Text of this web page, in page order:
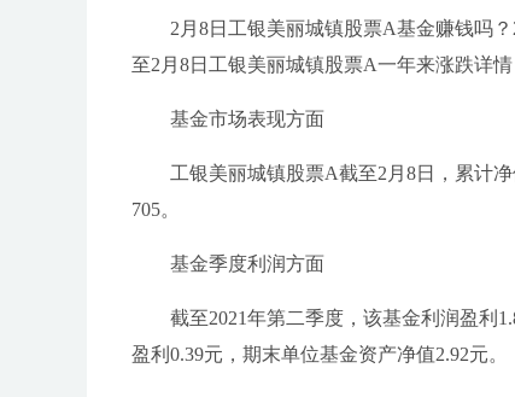
2月8日工银美丽城镇股票A基金赚钱吗
至2月8日工银美丽城镇股票A一年来涨跌详情
基金市场表现方面
工银美丽城镇股票A截至2月8日，累计
705。
基金季度利润方面
截至2021年第二季度，该基金利润盈利
盈利0.39元，期末单位基金资产净值2.92元。